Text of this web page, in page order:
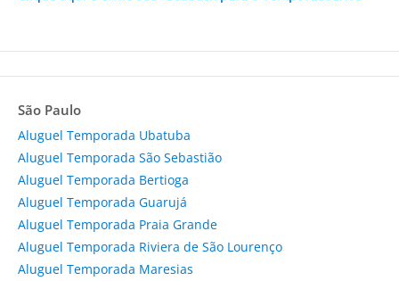
São Paulo
Aluguel Temporada Ubatuba
Aluguel Temporada São Sebastião
Aluguel Temporada Bertioga
Aluguel Temporada Guarujá
Aluguel Temporada Praia Grande
Aluguel Temporada Riviera de São Lourenço
Aluguel Temporada Maresias